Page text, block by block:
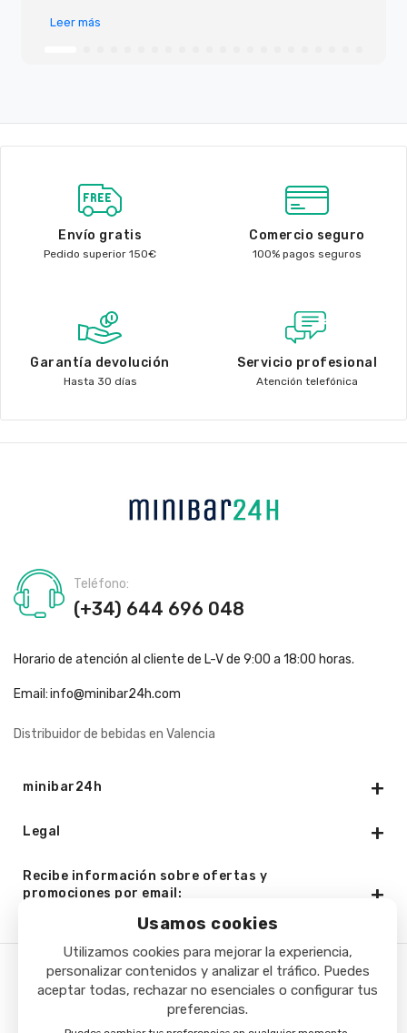
Usamos cookies
Utilizamos cookies para mejorar la experiencia,
personalizar contenidos y analizar el tráfico. Puedes
aceptar todas, rechazar no esenciales o configurar tus
preferencias.
Leer más
Envío gratis
Pedido superior 150€
Comercio seguro
100% pagos seguros
Garantía devolución
Hasta 30 días
Servicio profesional
Atención telefónica
Teléfono:
(+34) 644 696 048
Horario de atención al cliente de L-V de 9:00 a 18:00 horas.
Email:info@minibar24h.com
Distribuidor de bebidas en Valencia
minibar24h
Legal
Recibe información sobre ofertas y
promociones por email:
Copyright © 2025 - Minibar24h.com. Todos los derechos
reservados.